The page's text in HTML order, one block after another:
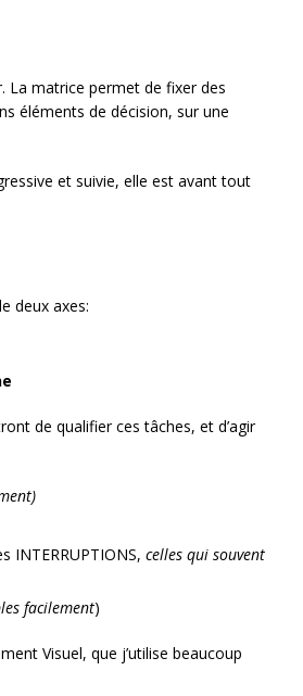
La matrice permet de fixer des
éléments de décision, sur une
et suivie, elle est avant tout
deux axes:
de qualifier ces tâches, et d’agir
INTERRUPTIONS, celles qui souvent
facilement)
Visuel, que j’utilise beaucoup